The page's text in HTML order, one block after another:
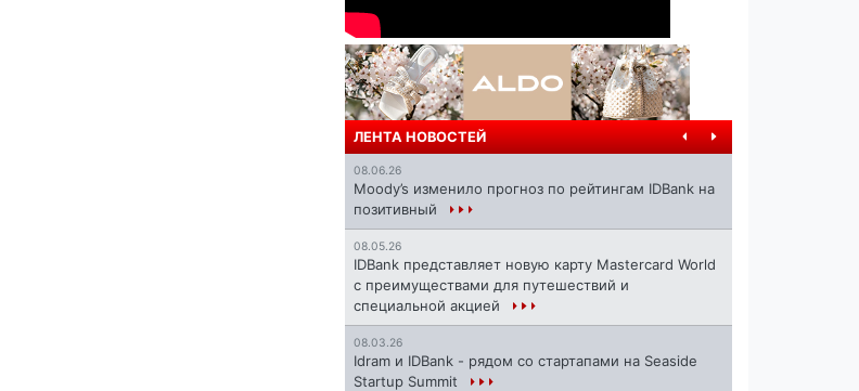
ЛЕНТА НОВОСТЕЙ
08.06.26
Moody’s изменило прогноз по рейтингам IDBank на
позитивный
08.05.26
IDBank представляет новую карту Mastercard World
с преимуществами для путешествий и
специальной акцией
08.03.26
Idram и IDBank - рядом со стартапами на Seaside
Startup Summit